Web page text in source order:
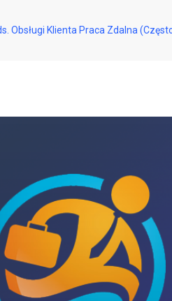
Obsługi Klienta Praca Zdalna